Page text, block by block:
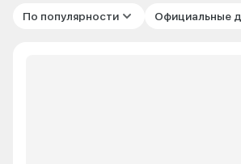
По популярности Официальные